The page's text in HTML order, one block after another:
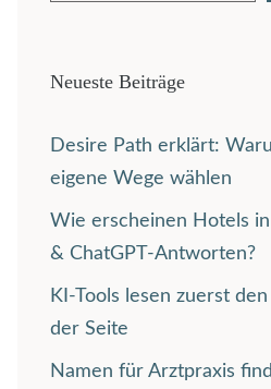
Neueste Beiträge
Desire Path erklärt:
eigene Wege wählen
Wie erscheinen Hotels in
& ChatGPT-Antworten?
KI-Tools lesen zuerst
der Seite
Namen für Arztpraxis